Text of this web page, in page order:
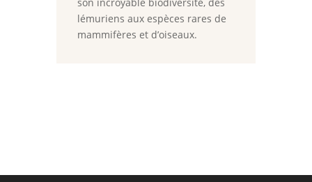
lémuriens aux espèces rares de
mammifères et d’oiseaux.